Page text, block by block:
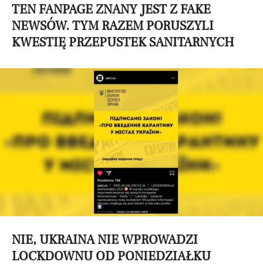
TEN FANPAGE ZNANY JEST Z FAKE
NEWSÓW. TYM RAZEM PORUSZYLI
KWESTIĘ PRZEPUSTEK SANITARNYCH
NIE, UKRAINA NIE WPROWADZI
LOCKDOWNU OD PONIEDZIAŁKU